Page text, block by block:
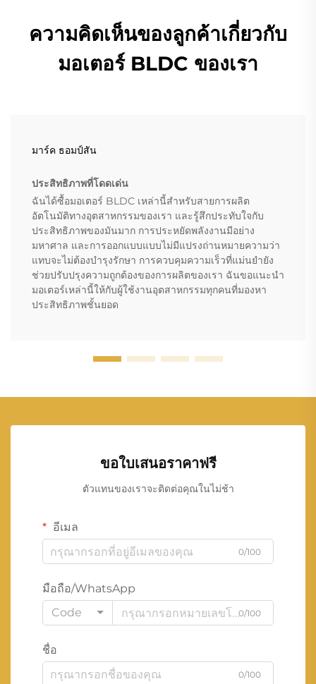
ความคิดเห็นของลูกค้าเกี่ยวกับ
มอเตอร์ BLDC ของเรา
มาร์ค ธอมป์สัน
ประสิทธิภาพที่โดดเด่น
ฉันได้ซื้อมอเตอร์ BLDC เหล่านี้สำหรับสายการผลิต
อัตโนมัติทางอุตสาหกรรมของเรา และรู้สึกประทับใจกับ
ประสิทธิภาพของมันมาก การประหยัดพลังงานมีอย่าง
มหาศาล และการออกแบบแบบไม่มีแปรงถ่านหมายความว่า
แทบจะไม่ต้องบำรุงรักษา การควบคุมความเร็วที่แม่นยำยัง
ช่วยปรับปรุงความถูกต้องของการผลิตของเรา ฉันขอแนะนำ
มอเตอร์เหล่านี้ให้กับผู้ใช้งานอุตสาหกรรมทุกคนที่มองหา
ประสิทธิภาพชั้นยอด
ขอใบเสนอราคาฟรี
ตัวแทนของเราจะติดต่อคุณในไม่ช้า
อีเมล
0/100
มือถือ/WhatsApp
Code
0/100
ชื่อ
0/100